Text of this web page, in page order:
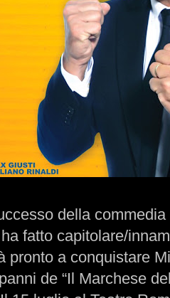
della
fatto capitolare/
pronto a conquistare
de “Il Marchese